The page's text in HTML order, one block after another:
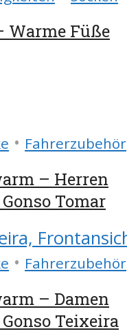
Füße
• Fahrerzubehör
– Herren
Tomar
• Fahrerzubehör
– Damen
Teixeira